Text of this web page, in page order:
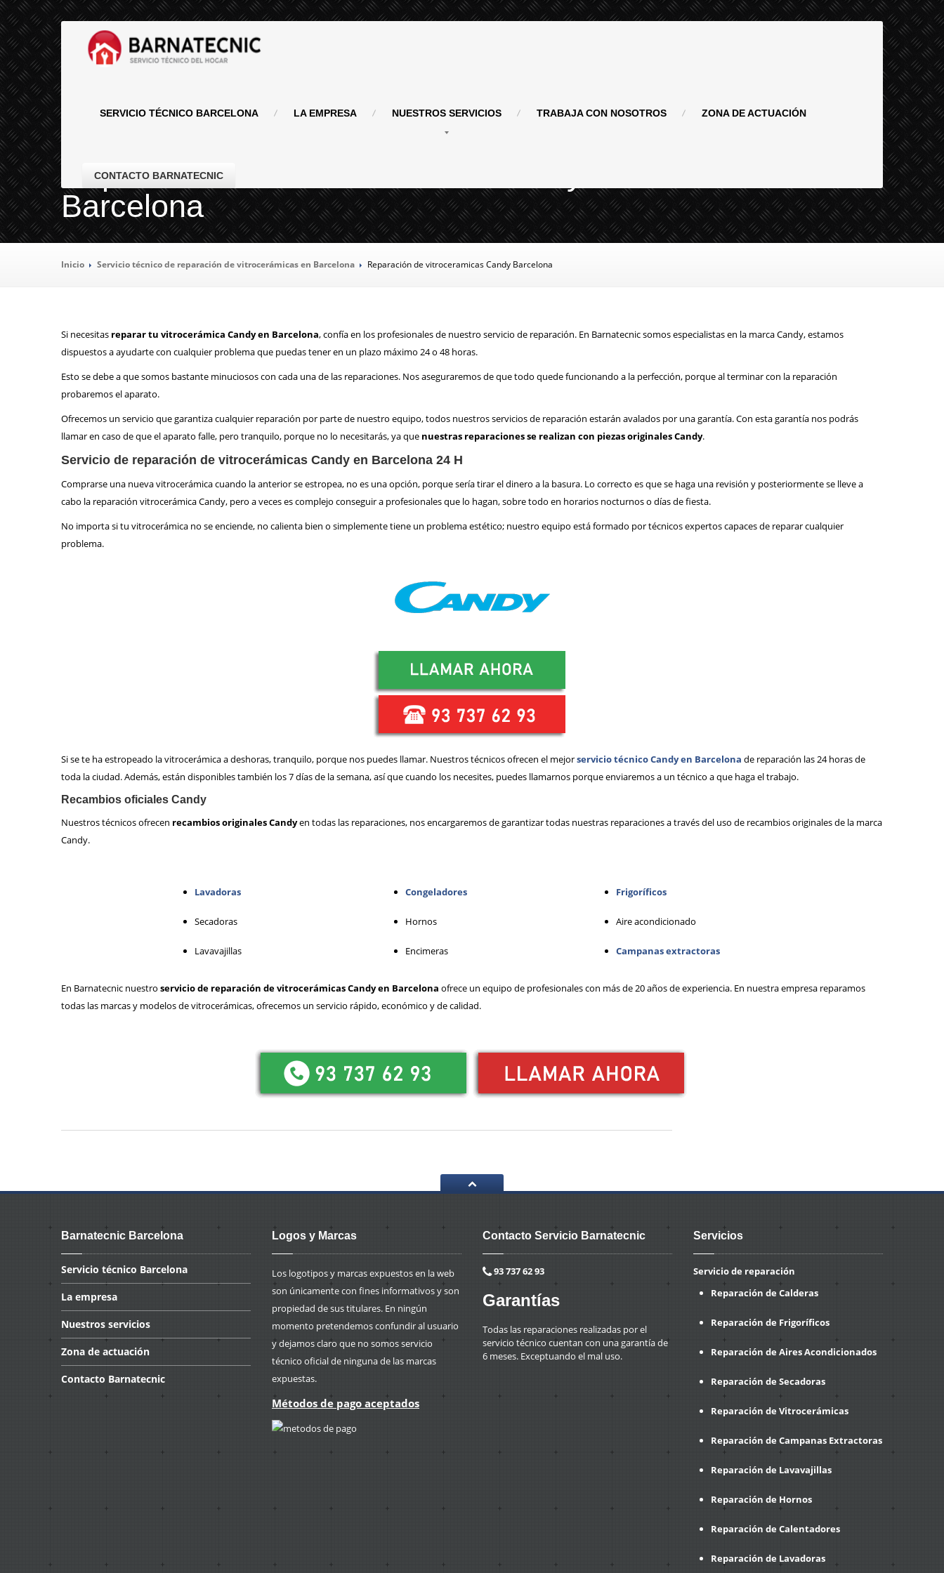
SERVICIO TÉCNICO BARCELONA LAEMPRESA NUESTROS SERVICIOS TRABAJACON NOSOTROS ZONADE ACTUACIÓN
CONTACTO BARNATECNIC
Reparación de vitroceramicas Candy
Barcelona
Inicio Serviciotécnico de reparación de vitrocerámicas en Barcelona Reparaciónde vitroceramicas Candy Barcelona
Si necesitas reparar tu vitrocerámica Candy en Barcelona, confía en los profesionales de nuestro servicio de reparación. En Barnatecnic somos especialistas en la marca Candy, estamos
dispuestos a ayudarte con cualquier problema que puedas tener en un plazo máximo 24 o 48 horas.
Esto se debe a que somos bastante minuciosos con cada una de las reparaciones. Nos aseguraremos de que todo quede funcionando a la perfección, porque al terminar con la reparación
probaremos el aparato.
Ofrecemos un servicio que garantiza cualquier reparación por parte de nuestro equipo, todos nuestros servicios de reparación estarán avalados por una garantía. Con esta garantía nos podrás
llamar en caso de que el aparato falle, pero tranquilo, porque no lo necesitarás, ya que nuestras reparaciones se realizan con piezas originales Candy.
Servicio de reparación de vitrocerámicas Candy en Barcelona 24 H
Comprarse una nueva vitrocerámica cuando la anterior se estropea, no es una opción, porque sería tirar el dinero a la basura. Lo correcto es que se haga una revisión y posteriormente se lleve a
cabo la reparación vitrocerámica Candy, pero a veces es complejo conseguir a profesionales que lo hagan, sobre todo en horarios nocturnos o días de fiesta.
No importa si tu vitrocerámica no se enciende, no calienta bien o simplemente tiene un problema estético; nuestro equipo está formado por técnicos expertos capaces de reparar cualquier
problema.
Si se te ha estropeado la vitrocerámica a deshoras, tranquilo, porque nos puedes llamar. Nuestros técnicos ofrecen el mejorservicio técnico Candy en Barcelona de reparación las 24 horas de
toda la ciudad. Además, están disponibles también los 7 días de la semana, así que cuando los necesites, puedes llamarnos porque enviaremos a un técnico a que haga el trabajo.
Recambios oficiales Candy
Nuestros técnicos ofrecen recambios originales Candyen todas las reparaciones, nos encargaremos de garantizar todas nuestras reparaciones a través del uso de recambios originales de la marca
Candy.
Lavadoras
Secadoras
Lavavajillas
Congeladores
Hornos
Encimeras
Frigoríficos
Aire acondicionado
Campanas extractoras
En Barnatecnic nuestro servicio de reparación de vitrocerámicas Candy en Barcelona ofrece un equipo de profesionales con más de 20 años de experiencia. En nuestra empresa reparamos
todas las marcas y modelos de vitrocerámicas, ofrecemos un servicio rápido, económico y de calidad.
Barnatecnic Barcelona
Servicio técnico Barcelona
La empresa
Nuestros servicios
Zona de actuación
Contacto Barnatecnic
Logos y Marcas
Los logotipos y marcas expuestos en la web
son únicamente con fines informativos y son
propiedad de sus titulares. En ningún
momento pretendemos confundir al usuario
y dejamos claro que no somos servicio
técnico oficial de ninguna de las marcas
expuestas.
Métodos de pago aceptados
Contacto Servicio Barnatecnic
93 737 62 93
Garantías
Todas las reparaciones realizadas por el
servicio técnico cuentan con una garantía de
6 meses. Exceptuando el mal uso.
Servicios
Servicio de reparación
Reparación de Calderas
Reparación de Frigoríficos
Reparación de Aires Acondicionados
Reparación de Secadoras
Reparación de Vitrocerámicas
Reparación de Campanas Extractoras
Reparación de Lavavajillas
Reparación de Hornos
Reparación de Calentadores
Reparación de Lavadoras